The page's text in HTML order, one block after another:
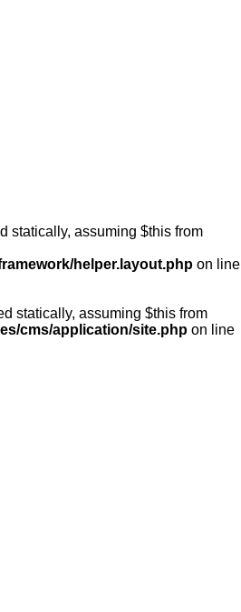
statically, assuming $this from
helper.layout.php on line
statically, assuming $this from
cms/application/site.php on line